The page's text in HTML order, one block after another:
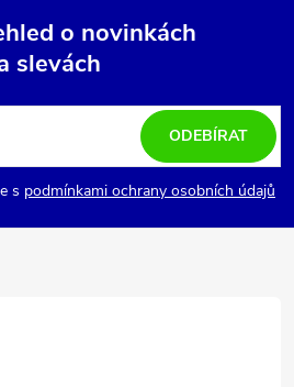
o novinkách
slevách
s podmínkami ochrany osobních údajů
ODEBÍRAT